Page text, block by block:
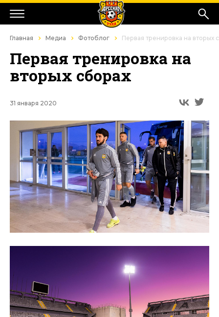
Главная Медиа Фотоблог Первая тренировка на вторых
Первая тренировка на
вторых сборах
31 января 2020